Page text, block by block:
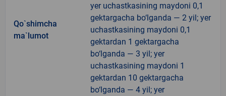
Qo`shimcha
ma`lumot
yer uchastkasining maydoni 0,1
gektargacha bo‘lganda — 2 yil; yer
uchastkasining maydoni 0,1
gektardan 1 gektargacha
bo‘lganda — 3 yil; yer
uchastkasining maydoni 1
gektardan 10 gektargacha
bo‘lganda — 4 yil; yer